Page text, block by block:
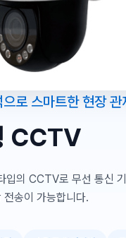
로 스마트한 현장 관
CCTV
입의 CCTV로 무선 통신
전송이 가능합니다.